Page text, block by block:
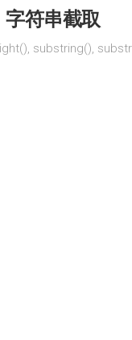
字符串截取
substring(),